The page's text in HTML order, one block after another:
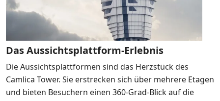
Das Aussichtsplattform-Erlebnis
Die Aussichtsplattformen sind das Herzstück des
Camlica Tower. Sie erstrecken sich über mehrere Etagen
und bieten Besuchern einen 360-Grad-Blick auf die